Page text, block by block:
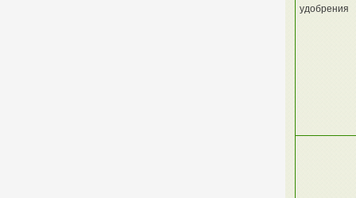
удобрения